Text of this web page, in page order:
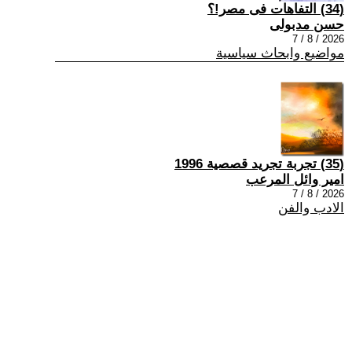
(34) التفاهات فى مصر!؟
حسن مدبولى
2026 / 8 / 7
مواضيع وابحاث سياسية
(35) تجربة تجريد قصصية 1996
امير وائل المرعب
2026 / 8 / 7
الادب والفن